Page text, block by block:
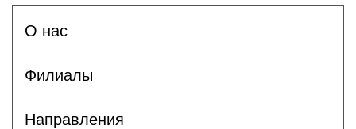
О нас
Филиалы
Направления